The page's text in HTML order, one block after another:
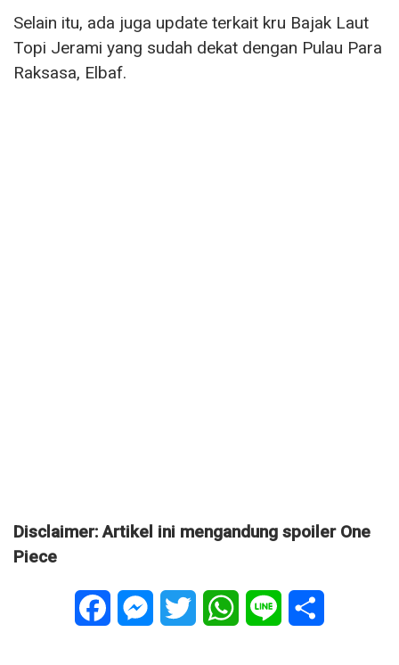
Selain itu, ada juga update terkait kru Bajak Laut
Topi Jerami yang sudah dekat dengan Pulau Para
Raksasa, Elbaf.
Disclaimer: Artikel ini mengandung spoiler One
Piece
FacebookMessenger
Twitter WhatsApp
Line